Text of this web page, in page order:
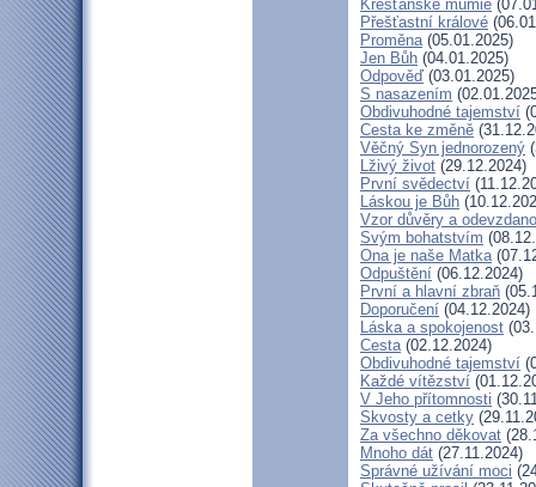
Křesťanské mumie
Přešťastní králové
Proměna(05.01.2025)
Jen Bůh (04.01.2025)
Odpověď (03.01.2025)
S nasazením
Obdivuhodné tajemství
Cesta ke změně
Věčný Syn jednorozený
Lživý život (29.12.2024)
První svědectví
Láskou je Bůh
Vzor důvěry a
Svým bohatstvím
Ona je naše Matka
Odpuštění (06.12.2024)
První a hlavní zbraň
Doporučení (04.12.2024)
Láska a spokojenost
Cesta(02.12.2024)
Obdivuhodné tajemství
Každé vítězství
V Jeho přítomnosti
Skvosty a cetky
Za všechno děkovat
Mnoho dát (27.11.2024)
Správné užívání moci